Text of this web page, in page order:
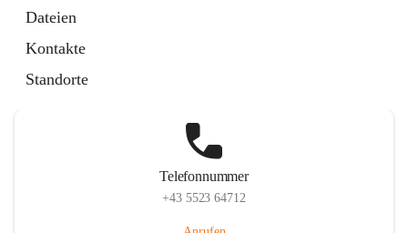
Dateien
Kontakte
Standorte
Telefonnummer
+43 5523 64712